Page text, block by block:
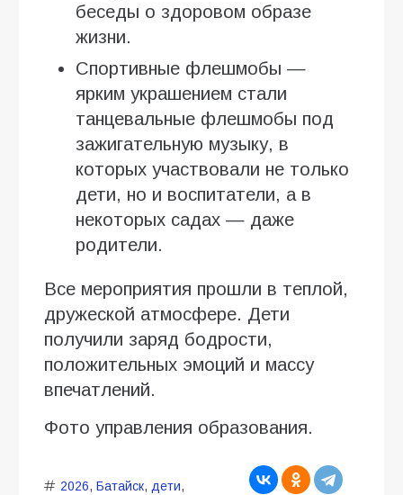
беседы о здоровом образе
жизни.
Спортивные флешмобы —
ярким украшением стали
танцевальные флешмобы под
зажигательную музыку, в
которых участвовали не только
дети, но и воспитатели, а в
некоторых садах — даже
родители.
Все мероприятия прошли в теплой,
дружеской атмосфере. Дети
получили заряд бодрости,
положительных эмоций и массу
впечатлений.
Фото управления образования.
2026, Батайск, дети,